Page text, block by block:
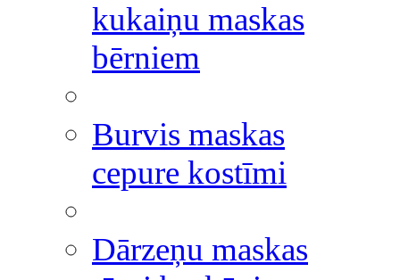
kukaiņu maskas
bērniem
Burvis maskas
cepure kostīmi
Dārzeņu maskas